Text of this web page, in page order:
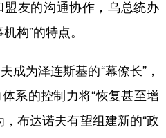
友的沟通协作，乌总统办
构”的特点。
为泽连斯基的“幕僚长”，
系的控制力将“恢复甚至增
布达诺夫有望组建新的“政